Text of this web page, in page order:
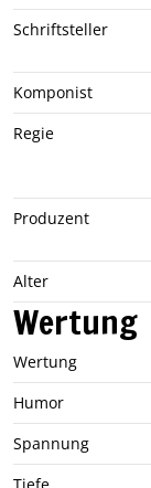
Schriftsteller
Komponist
Regie
Produzent
Alter
Wertung
Wertung
Humor
Spannung